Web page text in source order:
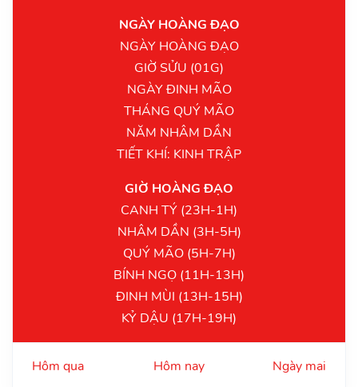
NGÀY HOÀNG ĐẠO
NGÀY HOÀNG ĐẠO
GIỜ SỬU (01G)
NGÀY ĐINH MÃO
THÁNG QUÝ MÃO
NĂM NHÂM DẦN
TIẾT KHÍ: KINH TRẬP
GIỜ HOÀNG ĐẠO
CANH TÝ (23H-1H)
NHÂM DẦN (3H-5H)
QUÝ MÃO (5H-7H)
BÍNH NGỌ (11H-13H)
ĐINH MÙI (13H-15H)
KỶ DẬU (17H-19H)
Hôm qua Hôm nay Ngày mai